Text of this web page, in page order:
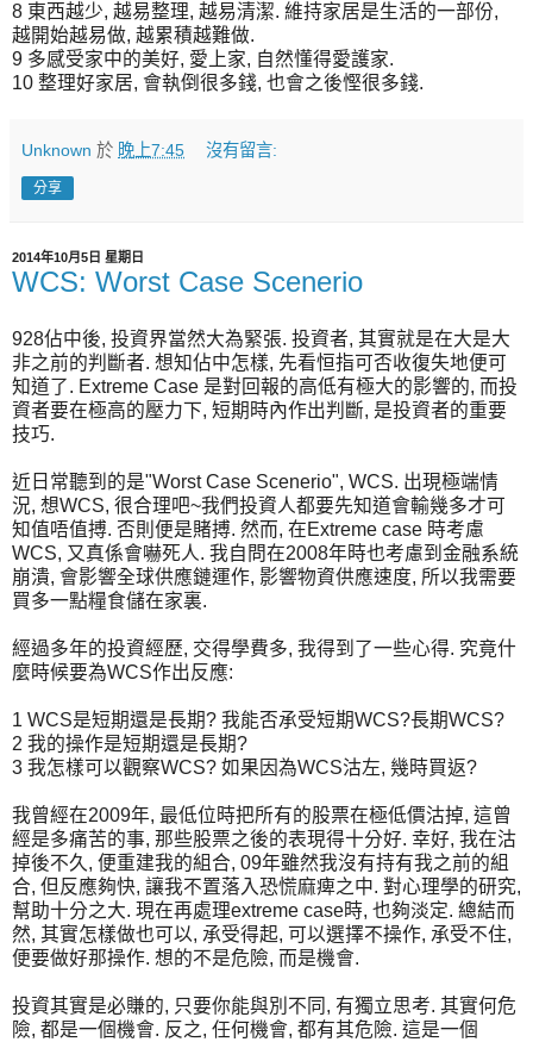
8 東西越少, 越易整理, 越易清潔. 維持家居是生活的一部份,
越開始越易做, 越累積越難做.
9 多感受家中的美好, 愛上家, 自然懂得愛護家.
10 整理好家居, 會執倒很多錢, 也會之後慳很多錢.
Unknown 於 晚上7:45 沒有留言:
分享
2014年10月5日 星期日
WCS: Worst Case Scenerio
928佔中後, 投資界當然大為緊張. 投資者, 其實就是在大是大
非之前的判斷者. 想知佔中怎樣, 先看恒指可否收復失地便可
知道了. Extreme Case 是對回報的高低有極大的影響的, 而投
資者要在極高的壓力下, 短期時內作出判斷, 是投資者的重要
技巧.
近日常聽到的是"Worst Case Scenerio", WCS. 出現極端情
況, 想WCS, 很合理吧~我們投資人都要先知道會輸幾多才可
知值唔值搏. 否則便是賭搏. 然而, 在Extreme case 時考慮
WCS, 又真係會嚇死人. 我自問在2008年時也考慮到金融系統
崩潰, 會影響全球供應鏈運作, 影響物資供應速度, 所以我需要
買多一點糧食儲在家裏.
經過多年的投資經歷, 交得學費多, 我得到了一些心得. 究竟什
麼時候要為WCS作出反應:
1 WCS是短期還是長期? 我能否承受短期WCS?長期WCS?
2 我的操作是短期還是長期?
3 我怎樣可以觀察WCS? 如果因為WCS沽左, 幾時買返?
我曾經在2009年, 最低位時把所有的股票在極低價沽掉, 這曾
經是多痛苦的事, 那些股票之後的表現得十分好. 幸好, 我在沽
掉後不久, 便重建我的組合, 09年雖然我沒有持有我之前的組
合, 但反應夠快, 讓我不置落入恐慌麻痺之中. 對心理學的研究,
幫助十分之大. 現在再處理extreme case時, 也夠淡定. 總結而
然, 其實怎樣做也可以, 承受得起, 可以選擇不操作, 承受不住,
便要做好那操作. 想的不是危險, 而是機會.
投資其實是必賺的, 只要你能與別不同, 有獨立思考. 其實何危
險, 都是一個機會. 反之, 任何機會, 都有其危險. 這是一個